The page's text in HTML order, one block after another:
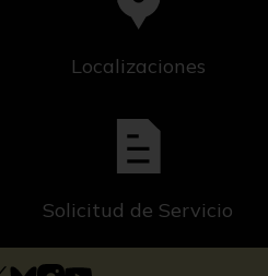
Localizaciones
Solicitud de Servicio